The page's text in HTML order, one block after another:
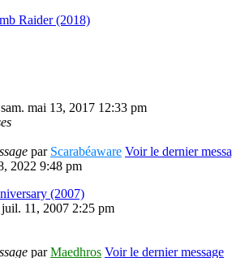
Raider (2018)
mai 13, 2017 12:33 pm
par Scarabéaware Voir le dernier
2022 9:48 pm
(2007)
juil. 11, 2007 2:25 pm
parMaedhros Voir le dernier message